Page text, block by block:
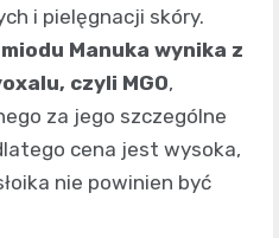
i pielęgnacji skóry.
Manuka wynika z
czyli MGO,
za jego szczególne
cena jest wysoka,
nie powinien być